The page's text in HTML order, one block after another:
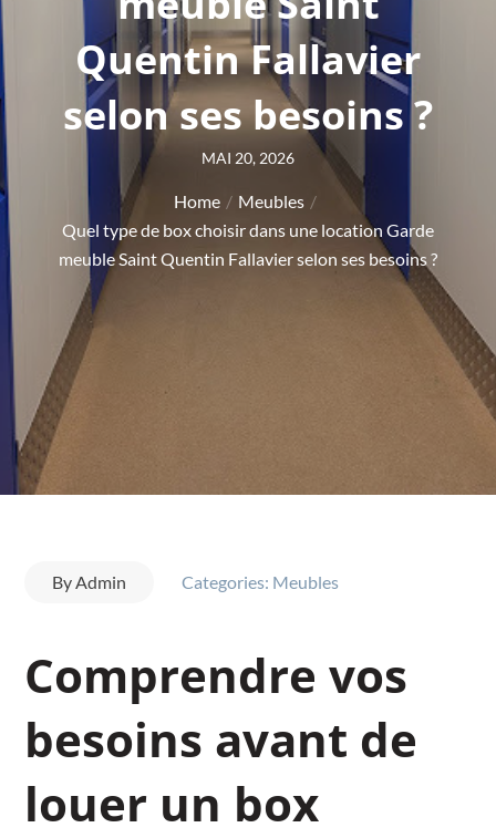
Quentin Fallavier
selon ses besoins ?
Posted
MAI 20, 2026
Home
Meubles
Quel type de box choisir dans une location Garde
meuble Saint Quentin Fallavier selon ses besoins ?
ByAdmin Categories: Meubles
Comprendre vos
besoins avant de
louer un box